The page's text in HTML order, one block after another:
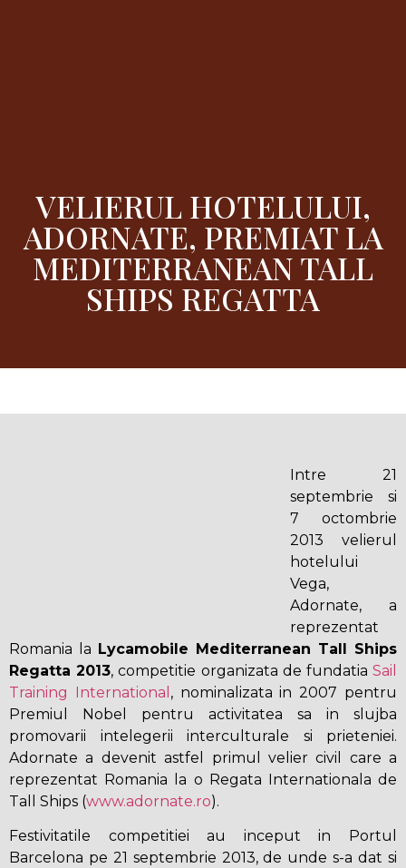
VELIERUL HOTELULUI,
ADORNATE, PREMIAT LA
MEDITERRANEAN TALL
SHIPS REGATTA
Intre 21
septembrie si
7 octombrie
2013 velierul
hotelului
Vega,
Adornate, a
reprezentat
Romania la Lycamobile Mediterranean Tall Ships
Regatta 2013, competitie organizata de fundatiaSail
Training International , nominalizata in 2007 pentru
Premiul Nobel pentru activitatea sa in slujba
promovarii intelegerii interculturale si prieteniei.
Adornate a devenit astfel primul velier civil care a
reprezentat Romania la o Regata Internationala de
Tall Ships (www.adornate.ro).
Festivitatile competitiei au inceput in Portul
Barcelona pe 21 septembrie 2013, de unde s-a dat si